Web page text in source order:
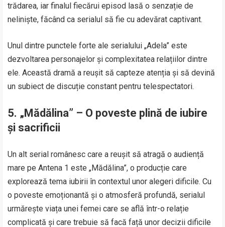
trădarea, iar finalul fiecărui episod lasă o senzație de
neliniște, făcând ca serialul să fie cu adevărat captivant.
Unul dintre punctele forte ale serialului „Adela” este
dezvoltarea personajelor și complexitatea relațiilor dintre
ele. Această dramă a reușit să capteze atenția și să devină
un subiect de discuție constant pentru telespectatori.
5. „Mădălina” – O poveste plină de iubire
și sacrificii
Un alt serial românesc care a reușit să atragă o audiență
mare pe Antena 1 este „Mădălina”, o producție care
explorează tema iubirii în contextul unor alegeri dificile. Cu
o poveste emoționantă și o atmosferă profundă, serialul
urmărește viața unei femei care se află într-o relație
complicată și care trebuie să facă față unor decizii dificile